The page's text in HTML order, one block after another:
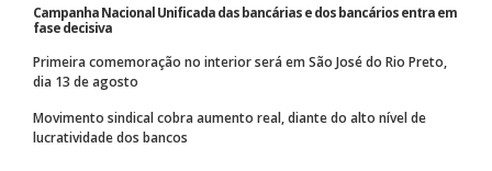
Campanha Nacional Unificada das bancárias e dos bancários entra em
fase decisiva
Primeira comemoração no interior será em São José do Rio Preto,
dia 13 de agosto
Movimento sindical cobra aumento real, diante do alto nível de
lucratividade dos bancos